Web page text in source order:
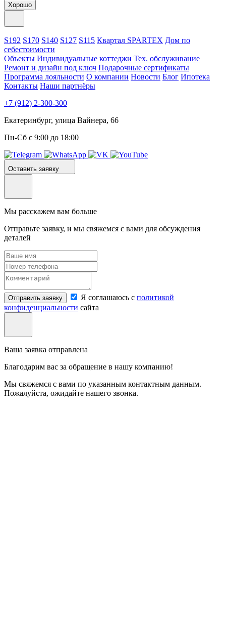
Хорошо
S192 S170 S140 S127 S115 Квартал SPARTEX Дом по
себестоимости
Объекты Индивидуальные коттеджи Тех. обслуживание
Ремонт и дизайн под ключ Подарочные сертификаты
Программа лояльности О компании Новости Блог Ипотека
Контакты Наши партнёры
+7 (912) 2-300-300
Екатеринбург, улица Вайнера, 66
Пн-Сб с 9:00 до 18:00
Оставить заявку
Мы расскажем вам больше
Отправьте заявку, и мы свяжемся с вами для обсуждения
деталей
Отправить заявку Я соглашаюсь с политикой
конфиденциальности сайта
Ваша заявка отправлена
Благодарим вас за обращение в нашу компанию!
Мы свяжемся с вами по указанным контактным данным.
Пожалуйста, ожидайте нашего звонка.